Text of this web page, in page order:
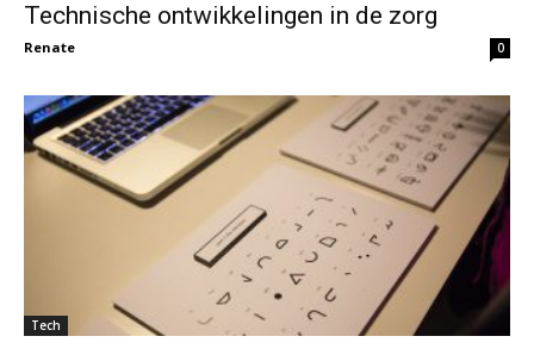
Technische ontwikkelingen in de zorg
Renate 0
Tech